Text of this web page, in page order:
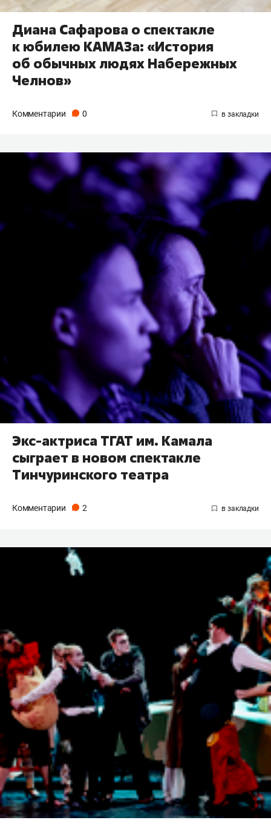
Диана Сафарова о спектакле
к юбилею КАМАЗа: «История
об обычных людях Набережных
Челнов»
Комментарии 0
Экс-актриса ТГАТ им. Камала
сыграет в новом спектакле
Тинчуринского театра
Комментарии 2